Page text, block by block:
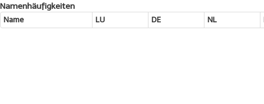
Namenhäufigkeiten
Name LU DE NL